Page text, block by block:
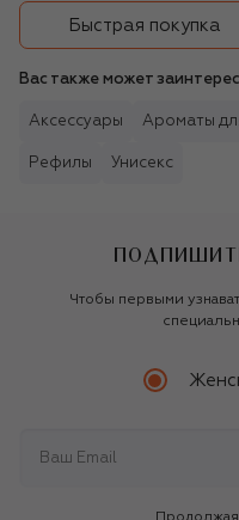
Быстрая покупка
Вас также может
Аксессуары Ароматы
Рефилы Унисекс
Чтобы первыми